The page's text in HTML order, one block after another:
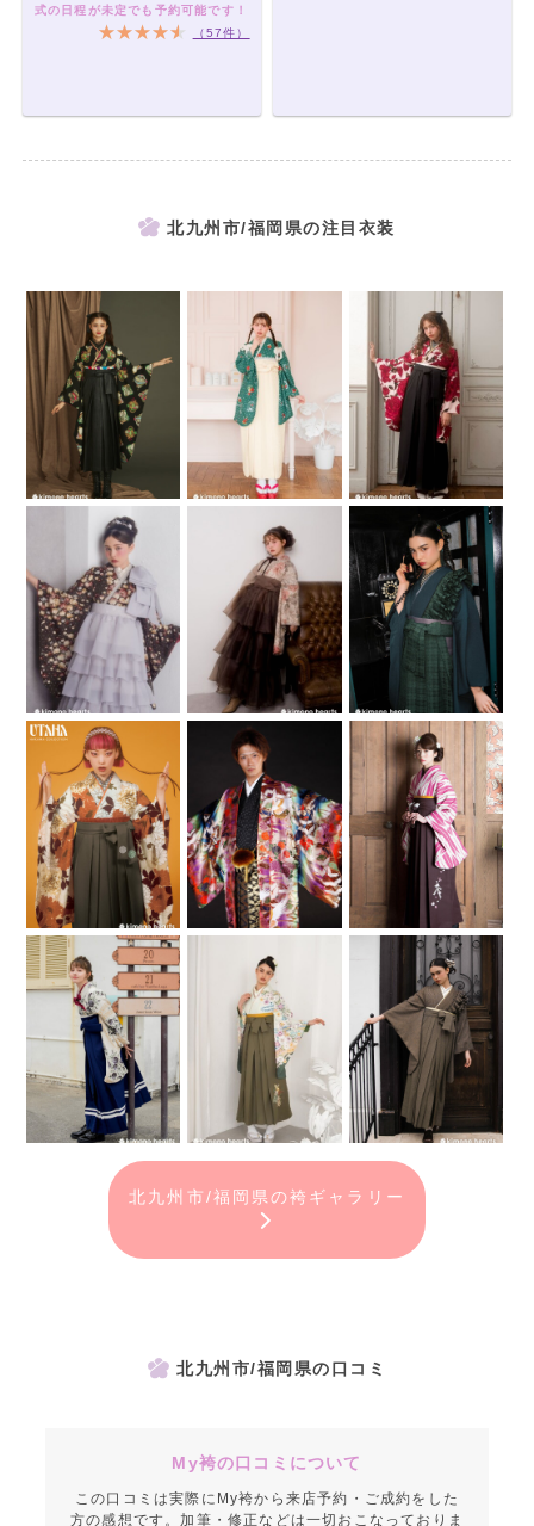
式の日程が未定でも予約可能です！
（57件）
北九州市/福岡県の注目衣装
北九州市/福岡県の袴ギャラリー
北九州市/福岡県の口コミ
My袴の口コミについて
この口コミは実際にMy袴から来店予約・ご成約をした
方の感想です。加筆・修正などは一切おこなっておりま